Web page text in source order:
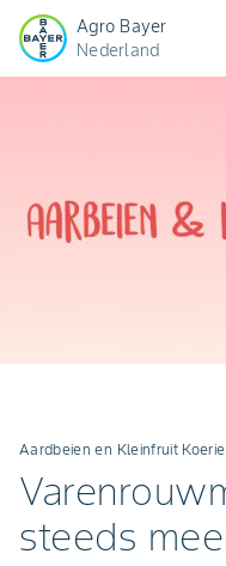
Agro Bayer
Nederland
Aardbeien en Kleinfruit
steeds